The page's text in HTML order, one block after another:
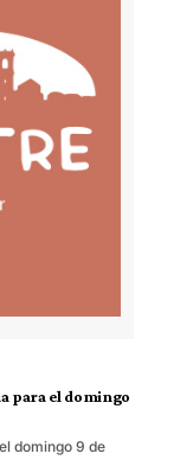
para el domingo
domingo 9 de